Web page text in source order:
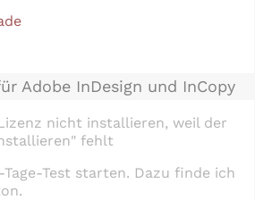
Adobe InDesign und InCopy
nicht installieren, weil der
fehlt
Test starten. Dazu finde ich